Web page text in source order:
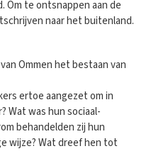
Om te ontsnappen aan de
naar het buitenland.
Ommen het bestaan van
ertoe aangezet om in
Wat was hun sociaal-
behandelden zij hun
wijze? Wat dreef hen tot